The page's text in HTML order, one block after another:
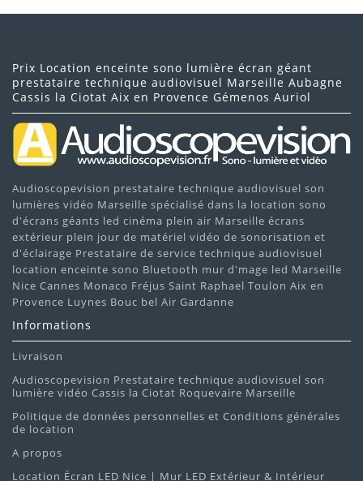
Prix Location enceinte sono lumière écran géant
prestataire technique audiovisuel Marseille Aubagne
Cassis la Ciotat Aix en Provence Gémenos Auriol
Audioscopevision prestataire technique audiovisuel son
lumières vidéo Marseille spécialisé dans la location sono
d'écrans géants led cinéma plein air Marseille écrans
extérieur plein jour de matériel vidéo de sonorisation et
d'éclairage Prestataire de service technique audiovisuel
location enceinte sono Bluetooth mur d'mage led Marseille
Nice Cannes Monaco Fréjus Saint Raphael Toulon Aix en
Provence Luynes Bouc bel Air Gardanne
Informations
Livraison
Audioscopevision Prestataire technique audiovisuel son
lumière vidéo Cassis la Ciotat Roquevaire Marseille
Politique de données personnelles et Conditions générales
de location
A propos
Location Écran LED Nice | Mur LED Extérieur & Intérieur